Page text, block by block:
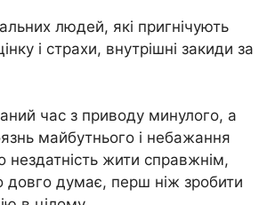
людей, які пригнічують
і страхи, внутрішні закиди за
час з приводу минулого, а
майбутнього і небажання
нездатність жити справжнім,
довго думає, перш ніж зробити